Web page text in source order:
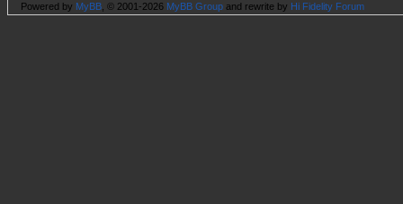
Powered by MyBB , © 2001-2026 MyBB Group and rewrite by Hi Fidelity Forum